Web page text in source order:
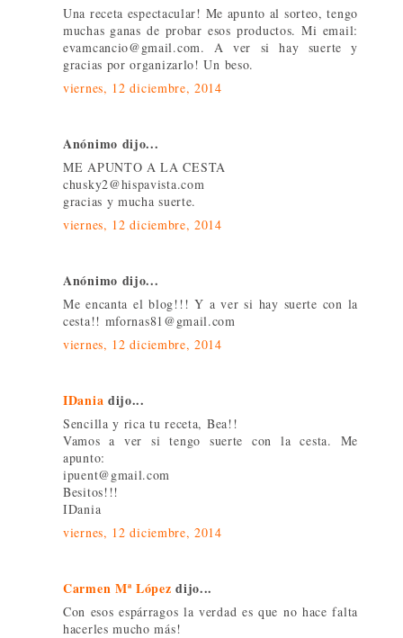
Una receta espectacular! Me apunto al sorteo, tengo
muchas ganas de probar esos productos. Mi email:
evamcancio@gmail.com. A ver si hay suerte y
gracias por organizarlo! Un beso.
viernes, 12 diciembre, 2014
Anónimo dijo...
ME APUNTO A LA CESTA
chusky2@hispavista.com
gracias y mucha suerte.
viernes, 12 diciembre, 2014
Anónimo dijo...
Me encanta el blog!!! Y a ver si hay suerte con la
cesta!! mfornas81@gmail.com
viernes, 12 diciembre, 2014
IDania dijo...
Sencilla y rica tu receta, Bea!!
Vamos a ver si tengo suerte con la cesta. Me
apunto:
ipuent@gmail.com
Besitos!!!
IDania
viernes, 12 diciembre, 2014
Carmen Mª López dijo...
Con esos espárragos la verdad es que no hace falta
hacerles mucho más!